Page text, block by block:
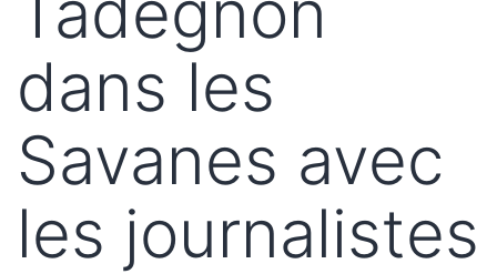
dans les
Savanes avec
les journalistes